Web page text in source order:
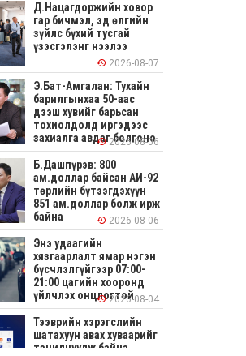
Д.Нацагдоржийн ховор
гар бичмэл, эд өлгийн
зүйлс бүхий тусгай
үзэсгэлэнг нээлээ
2026-08-07
Э.Бат-Амгалан: Тухайн
барилгынхаа 50-аас
дээш хувийг барьсан
тохиолдолд иргэдээс
захиалга авдаг болгоно
2026-08-06
Б.Дашпүрэв: 800
ам.доллар байсан АИ-92
төрлийн бүтээгдэхүүн
851 ам.доллар болж ирж
байна
2026-08-06
Энэ удаагийн
хязгаарлалт ямар нэгэн
бүсчлэлгүйгээр 07:00-
21:00 цагийн хооронд
үйлчлэх онцлогтой2026-08-04
Тээврийн хэрэгслийн
шатахуун авах хуваарийг
танилцуулж байна